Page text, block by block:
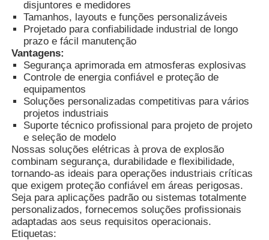
interruptor à prova de explosão
Glândulas de cabo à prova de explosão
tomada e soquete à prova de explosões
disjuntores e medidores
Tamanhos, layouts e funções personalizáveis
Projetado para confiabilidade industrial de longo
prazo e fácil manutenção
Vantagens:
Segurança aprimorada em atmosferas explosivas
Controle de energia confiável e proteção de
equipamentos
Soluções personalizadas competitivas para vários
projetos industriais
Suporte técnico profissional para projeto de projeto
e seleção de modelo
Nossas soluções elétricas à prova de explosão
combinam segurança, durabilidade e flexibilidade,
tornando-as ideais para operações industriais críticas
que exigem proteção confiável em áreas perigosas.
Seja para aplicações padrão ou sistemas totalmente
personalizados, fornecemos soluções profissionais
adaptadas aos seus requisitos operacionais.
Etiquetas: